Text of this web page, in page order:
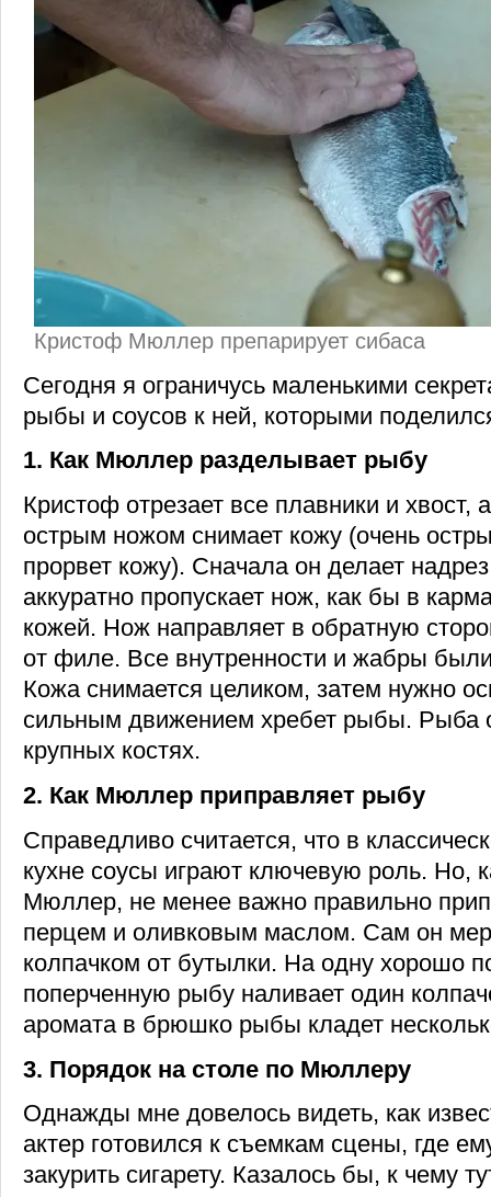
Кристоф Мюллер препарирует сибаса
Сегодня я ограничусь маленькими
рыбы и соусов к ней, которыми
1. Как Мюллер разделывает рыбу
Кристоф отрезает все плавники и хвост,
острым ножом снимает кожу (очень
прорвет кожу). Сначала он делает
аккуратно пропускает нож, как бы в
кожей. Нож направляет в обратную
от филе. Все внутренности и жабры
Кожа снимается целиком, затем нужно
сильным движением хребет рыбы. Рыба
крупных костях.
2. Как Мюллер приправляет рыбу
Справедливо считается, что в
кухне соусы играют ключевую роль. Но,
Мюллер, не менее важно правильно
перцем и оливковым маслом. Сам он
колпачком от бутылки. На одну хорошо
поперченную рыбу наливает один
аромата в брюшко рыбы кладет
3. Порядок на столе по Мюллеру
Однажды мне довелось видеть, как
актер готовился к съемкам сцены, где
закурить сигарету. Казалось бы, к чему